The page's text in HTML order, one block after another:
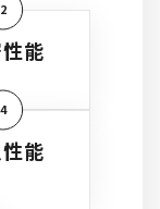
2
能
4
能